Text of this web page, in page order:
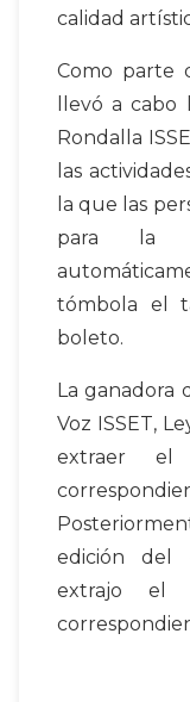
calidad
Como parte
llevó a
Rondalla
las
la que las
para la
tómbola el
boleto.
La ganadora
Voz ISSET,
extraer el
edición del
extrajo el